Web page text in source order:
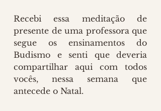
Recebi essa meditação de
presente de uma professora que
segue os ensinamentos do
Budismo e senti que deveria
compartilhar aqui com todos
vocês, nessa semana que
antecede o Natal.